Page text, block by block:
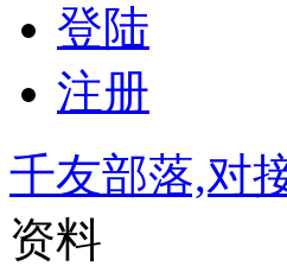
登陆
注册
千友部落,对
资料